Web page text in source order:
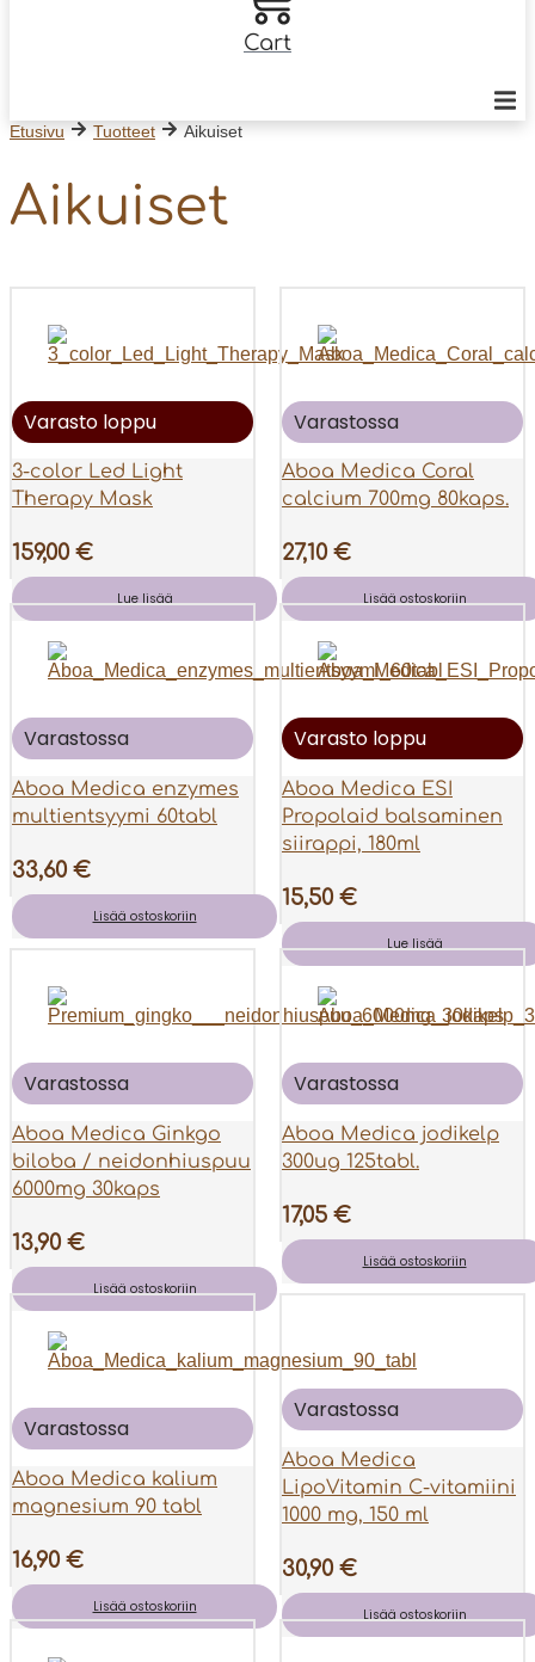
Cart
Etusivu Tuotteet Aikuiset
Aikuiset
Varasto loppu
3-color Led Light
Therapy Mask
159,00 €
Lue lisää
Varastossa
Aboa Medica Coral
calcium 700mg 80kaps.
27,10 €
Lisää ostoskoriin
Varastossa
Aboa Medica enzymes
multientsyymi 60tabl
33,60 €
Lisää ostoskoriin
Varasto loppu
Aboa Medica ESI
Propolaid balsaminen
siirappi, 180ml
15,50 €
Lue lisää
Varastossa
Aboa Medica Ginkgo
biloba / neidonhiuspuu
6000mg 30kaps
13,90 €
Lisää ostoskoriin
Varastossa
Aboa Medica jodikelp
300ug 125tabl.
17,05 €
Lisää ostoskoriin
Varastossa
Aboa Medica kalium
magnesium 90 tabl
16,90 €
Lisää ostoskoriin
Varastossa
Aboa Medica
LipoVitamin C-vitamiini
1000 mg, 150 ml
30,90 €
Lisää ostoskoriin